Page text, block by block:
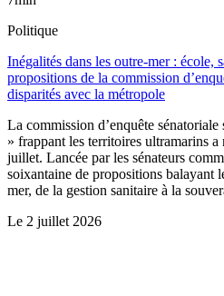
Politique
Inégalités dans les outre-mer :
propositions de la commission
disparités avec la métropole
La commission d’enquête
» frappant les territoires ultramarins a
juillet. Lancée par les sénateurs
soixantaine de propositions balayant
mer, de la gestion sanitaire à la
Le 2 juillet 2026